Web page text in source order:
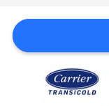
NOUVELLES
AFFAIRES